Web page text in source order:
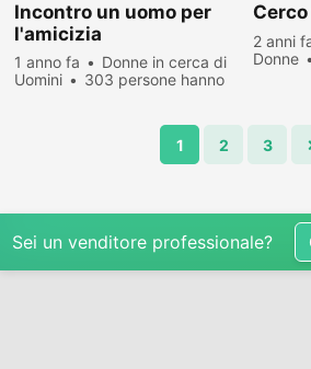
Incontro un uomo per
l'amicizia
1 anno fa
Donne in cerca di
Uomini
303 persone hanno
2 anni
Donne
1 2 3
Sei un venditore professionale?